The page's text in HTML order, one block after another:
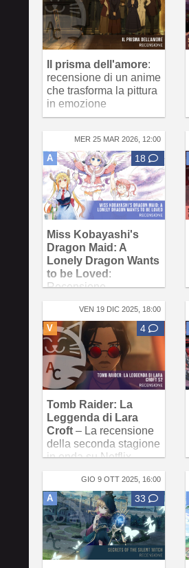
Il prisma dell'amore:
recensione di un anime
che trasforma la pittura
in emozione
MER 25 MAR 2026, 12:00
A 18
Miss Kobayashi's
Dragon Maid: A
Lonely Dragon Wants
to be Loved:
Recensione
VEN 19 DIC 2025, 18:00
V 4
Tomb Raider: La
Leggenda di Lara
Croft – La recensione
della seconda stagione
in onda su Netflix
GIO 9 OTT 2025, 16:00
A 33